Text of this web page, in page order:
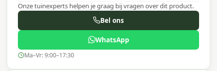
Onze tuinexperts helpen je graag bij vragen over dit product.
Bel ons
WhatsApp
Ma–Vr: 9:00–17:30